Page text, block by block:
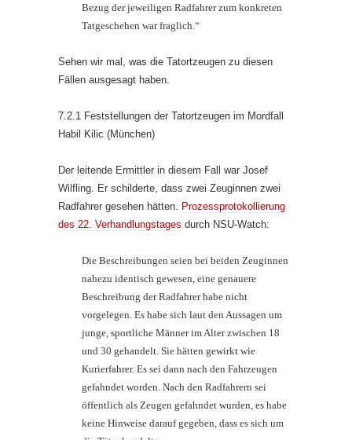
Bezug der jeweiligen Radfahrer zum konkreten
Tatgeschehen war fraglich.“
Sehen wir mal, was die Tatortzeugen zu diesen
Fällen ausgesagt haben.
7.2.1 Feststellungen der Tatortzeugen im Mordfall
Habil Kilic (München)
Der leitende Ermittler in diesem Fall war Josef
Wilfling. Er schilderte, dass zwei Zeuginnen zwei
Radfahrer gesehen hätten. Prozessprotokollierung
des 22. Verhandlungstages durch NSU-Watch:
Die Beschreibungen seien bei beiden Zeuginnen
nahezu identisch gewesen, eine genauere
Beschreibung der Radfahrer habe nicht
vorgelegen. Es habe sich laut den Aussagen um
junge, sportliche Männer im Alter zwischen 18
und 30 gehandelt. Sie hätten gewirkt wie
Kurierfahrer. Es sei dann nach den Fahrzeugen
gefahndet worden. Nach den Radfahrern sei
öffentlich als Zeugen gefahndet wurden, es habe
keine Hinweise darauf gegeben, dass es sich um